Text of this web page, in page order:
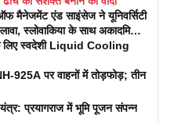
मैनेजमेंट एंड साइंसेज ने यूनिवर्सिटी
स्लोवाकिया के साथ अकादमिक
एक दिवसीय कार्यशाला का
स्वदेशी Liquid Cooling
925A पर वाहनों में तोड़फोड़; तीन
प्रयागराज में भूमि पूजन संपन्न